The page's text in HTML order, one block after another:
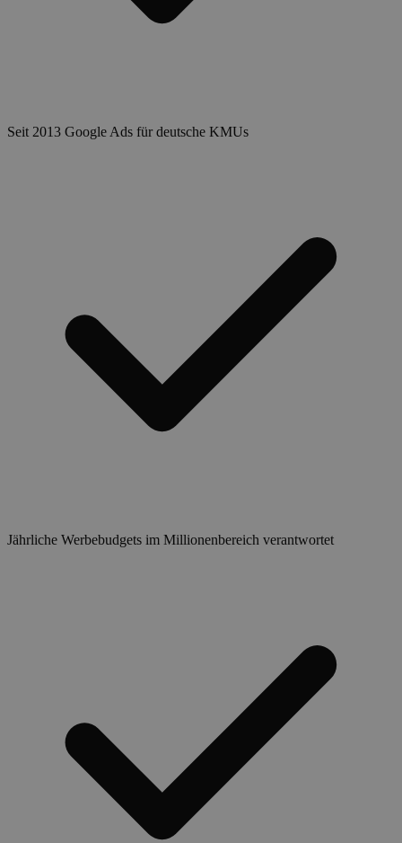
Seit 2013 Google Ads für deutsche KMUs
Jährliche Werbebudgets im Millionenbereich verantwortet